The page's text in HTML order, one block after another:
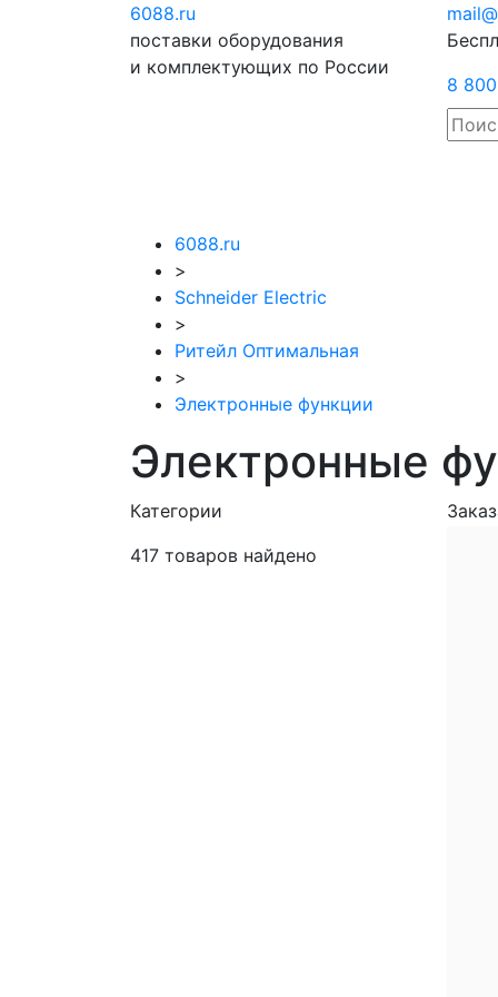
6088.ru
поставки оборудования
и комплектующих по России
8
6088.ru
>
Schneider Electric
>
Ритейл Оптимальная
>
Электронные функции
Электронные
Категории
417 товаров найдено
Отправить